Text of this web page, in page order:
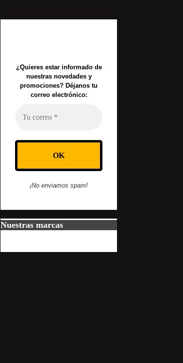
¿Quieres estar informado de
nuestras novedades y
promociones? Déjanos tu
correo electrónico:
¡No enviamos spam!
Nuestras marcas